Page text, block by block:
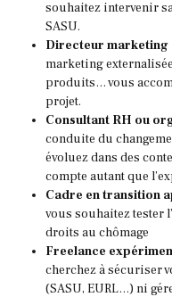
souhaitez intervenir
SASU.
Directeur marketing
marketing
produits… vous
projet.
Consultant RH ou
conduite du
évoluez dans des
compte autant que
Cadre en transition
vous souhaitez tester
droits au chômage
Freelance
cherchez à sécuriser
(SASU, EURL…) ni